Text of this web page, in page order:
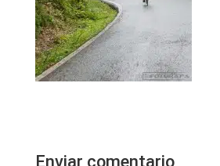
Enviar comentario